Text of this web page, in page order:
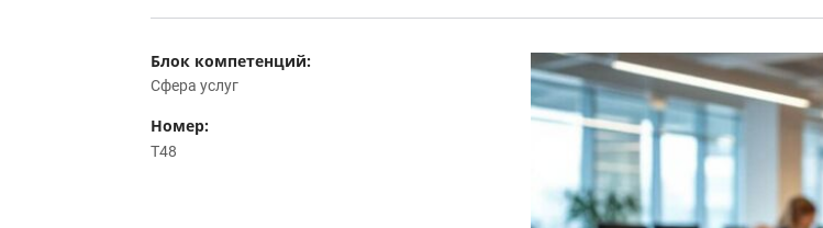
Блок компетенций:
Сфера услуг
Номер:
T48